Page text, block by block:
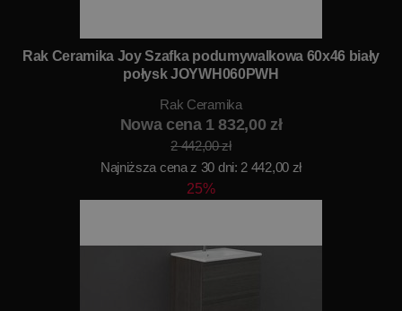
Rak Ceramika Joy Szafka podumywalkowa 60x46 biały
połysk JOYWH060PWH
Rak Ceramika
Nowa cena 1 832,00 zł
2 442,00 zł
Najniższa cena z 30 dni: 2 442,00 zł
25%